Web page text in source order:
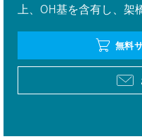
上、OH基を含有し、架
無料